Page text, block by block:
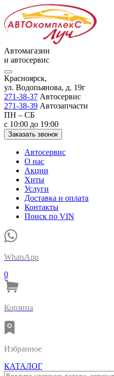
Автомагазин
и автосервис
Красноярск,
ул. Водопьянова, д. 19г
271-38-37 Автосервис
271-38-39 Автозапчасти
ПН – СБ
с 10:00 до 19:00
Заказать звонок
Автосервис
О нас
Акции
Хиты
Услуги
Доставка и оплата
Контакты
Поиск по VIN
WhatsApp
0
Корзина
Избранное
КАТАЛОГ